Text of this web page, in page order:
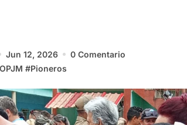
Jun 12, 2026
0 Comentario
OPJM #Pioneros